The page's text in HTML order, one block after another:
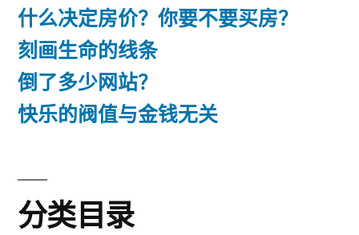
什么决定房价？你要不要买房？
刻画生命的线条
倒了多少网站？
快乐的阀值与金钱无关
分类目录